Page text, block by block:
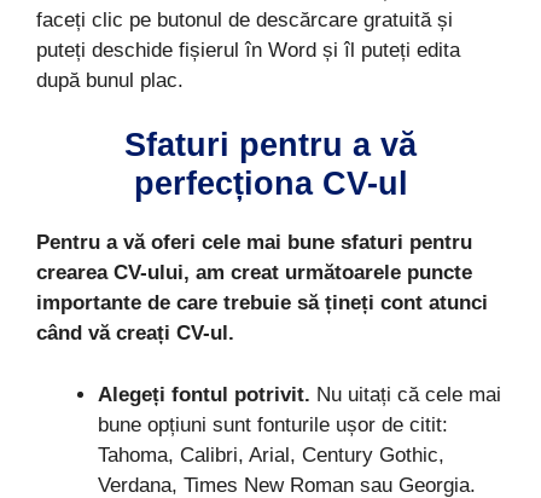
faceți clic pe butonul de descărcare gratuită și
puteți deschide fișierul în Word și îl puteți edita
după bunul plac.
Sfaturi pentru a vă
perfecționa CV-ul
Pentru a vă oferi cele mai bune sfaturi pentru
crearea CV-ului, am creat următoarele puncte
importante de care trebuie să țineți cont atunci
când vă creați CV-ul.
Alegeți fontul potrivit. Nu uitați că cele mai
bune opțiuni sunt fonturile ușor de citit:
Tahoma, Calibri, Arial, Century Gothic,
Verdana, Times New Roman sau Georgia.